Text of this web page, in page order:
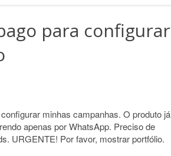
para configurar
minhas campanhas. O produto já
apenas por WhatsApp. Preciso de
URGENTE! Por favor, mostrar portfólio.